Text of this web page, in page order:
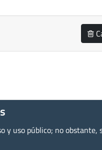
y uso público; no